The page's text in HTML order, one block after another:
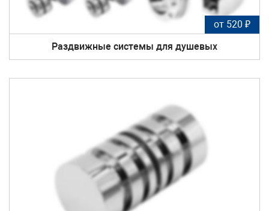
от 520 ₽
Раздвижные сиcтемы для душевых